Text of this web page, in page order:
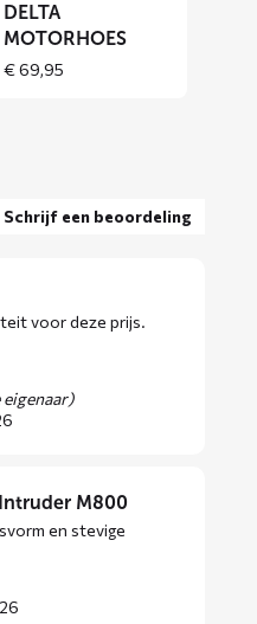
DELTA
MOTORHOES
€69,95
Schrijf een beoordeling
voor deze prijs.
M800
en stevige